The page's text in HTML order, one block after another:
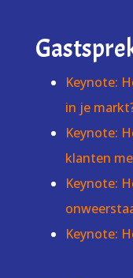
Keynote:
in je
Keynote:
klanten
Keynote:
Keynote: